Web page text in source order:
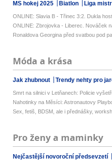
MS hokej 2025 Biatlon Liga
ONLINE: Slavia B - Třinec 3:2. Dukla
ONLINE: Zbrojovka - Liberec. Nováček
Ronaldova Georgina před svatbou pod
Móda a krása
Jak zhubnout Trendy nehty pro
Smrt na silnici v Letňanech: Policie
Nahotinky na Měsíci: Astronautovy
Sex, fetiš, BDSM, ale i přednášky,
Pro ženy a maminky
Nejčastější novoroční předsevzetí